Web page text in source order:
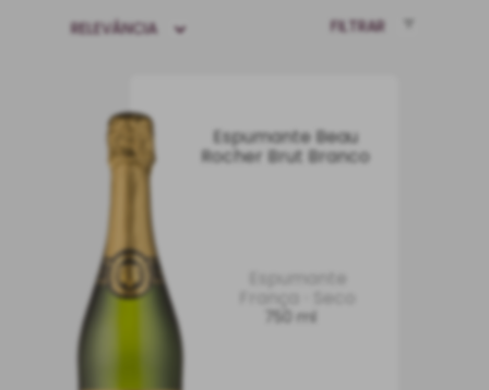
RELEVÂNCIA FILTRAR
Espumante Beau
Rocher Brut Branco
Espumante
Seco
750 ml